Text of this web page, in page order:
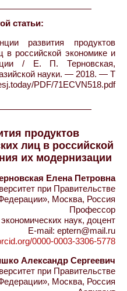
статьи:
развития продуктов
в российской экономике и
/ Е. П. Терновская,
науки. — 2018. — Т
PDF/71ECVN518.pdf
продуктов
лиц в российской
их модернизации
Елена Петровна
при Правительстве
Москва, Россия
Профессор
наук, доцент
E-mail: eptern@mail.ru
0000-0003-3306-5778
Александр Сергеевич
при Правительстве
Москва, Россия